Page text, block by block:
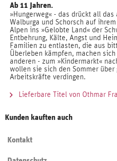
Ab 11 Jahren.
»Hungerweg« - das drückt all das
Walburga und Schorsch auf
Alpen ins »Gelobte Land« der
Entbehrung, Kälte, Angst und
Familien zu entlasten, die aus
Überleben kämpfen, machen
anderen - zum »Kindermarkt«
wollen sie sich den Sommer über
Arbeitskräfte verdingen.
Lieferbare Titel von Othmar
Kunden kauften auch
Kontakt